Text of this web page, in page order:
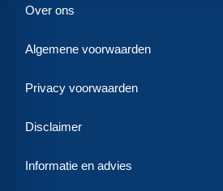
Over ons
Algemene voorwaarden
Privacy voorwaarden
Disclaimer
Informatie en advies